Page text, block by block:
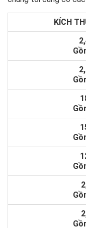
KÍCH